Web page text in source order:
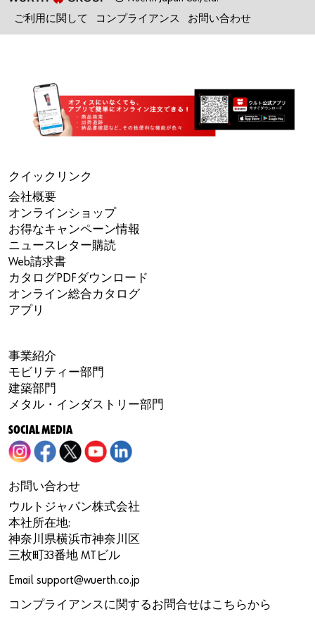
ご利用に関して
コンプライアンス お問い合わせ
クイックリンク
会社概要
オンラインショップ
お得なキャンペーン情報
ニュースレター購読
Web請求書
カタログPDFダウンロード
オンライン総合カタログ
アプリ
事業紹介
モビリティー部門
建築部門
メタル・インダストリー部門
SOCIAL MEDIA
お問い合わせ
ウルトジャパン株式会社
本社所在地:
神奈川県横浜市神奈川区
三枚町33番地 MTビル
Email support@wuerth.co.jp
コンプライアンスに関するお問合せはこちらから